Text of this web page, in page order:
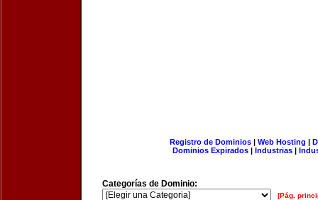
Registro de Dominios| Web Hosting |
Dominios Expirados | Industrias |
Categorías de Dominio:
[Pág.